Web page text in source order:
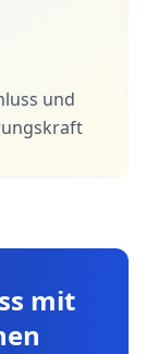
und
mit